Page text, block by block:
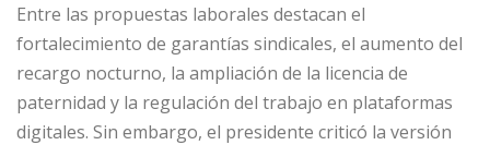
Entre las propuestas laborales destacan el
fortalecimiento de garantías sindicales, el aumento del
recargo nocturno, la ampliación de la licencia de
paternidad y la regulación del trabajo en plataformas
digitales. Sin embargo, el presidente criticó la versión